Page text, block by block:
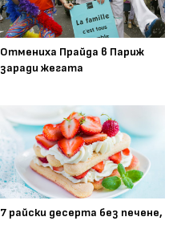
Отмениха Прайда в Париж
заради жегата
7 райски десерта без печене,